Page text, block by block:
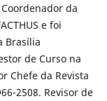
da
e foi
Brasília
de Curso na
Chefe da Revista
2508. Revisor de